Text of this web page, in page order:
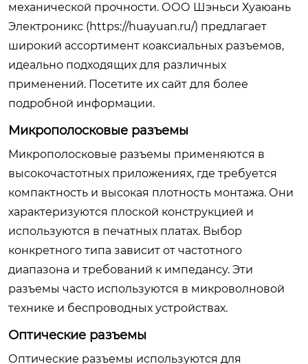
механической прочности. ООО Шэньси Хуаюань
Электроникс (https://huayuan.ru/) предлагает
широкий ассортимент коаксиальных разъемов,
идеально подходящих для различных
применений. Посетите их сайт для более
подробной информации.
Микрополосковые разъемы
Микрополосковые разъемы применяются в
высокочастотных приложениях, где требуется
компактность и высокая плотность монтажа. Они
характеризуются плоской конструкцией и
используются в печатных платах. Выбор
конкретного типа зависит от частотного
диапазона и требований к импедансу. Эти
разъемы часто используются в микроволновой
технике и беспроводных устройствах.
Оптические разъемы
Оптические разъемы используются для